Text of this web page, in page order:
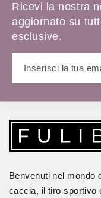
Ricevi la nostra
aggiornato su
esclusive.
Benvenuti nel mondo
caccia, il tiro sportivo